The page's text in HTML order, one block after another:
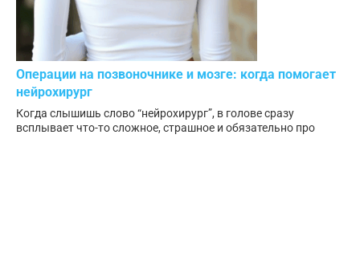
Операции на позвоночнике и мозге: когда помогает
нейрохирург
Когда слышишь слово “нейрохирург”, в голове сразу
всплывает что-то сложное, страшное и обязательно про